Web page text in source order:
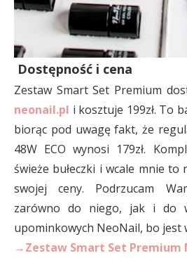
Dostępność i cena
Zestaw Smart Set Premium
neonail.pl i kosztuje 199zł. To
biorąc pod uwagę fakt, że
48W ECO wynosi 179zł.
świeże bułeczki i wcale mnie
swojej ceny. Podrzucam
zarówno do niego, jak i do
upominkowych NeoNail, bo jest
→Zestaw Smart Set Premium